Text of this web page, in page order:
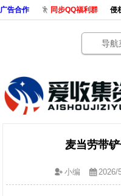
广告合作 同步QQ福利群 侵
导航
麦当劳带
小编 2026/